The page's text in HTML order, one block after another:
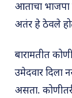
आताचा भाजपा
अतंर हे ठेवले
बारामतीत
उमेदवार दिला
असता.